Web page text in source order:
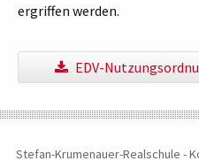
ergriffen werden.
EDV-
Stefan-Krumenauer-Realschule -